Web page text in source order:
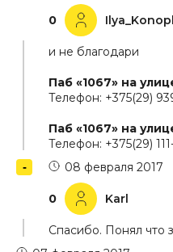
0
и не благодари
Паб «1067» на
Телефон: +375(29)
Паб «1067» на
Телефон: +375(29)
0 Karl
08 февраля 2017
Спасибо. Понял что